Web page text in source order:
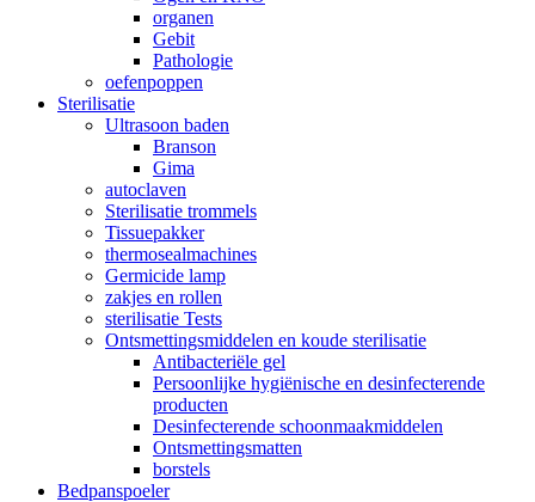
organen
Gebit
Pathologie
oefenpoppen
Sterilisatie
Ultrasoon baden
Branson
Gima
autoclaven
Sterilisatie trommels
Tissuepakker
thermosealmachines
Germicide lamp
zakjes en rollen
sterilisatie Tests
Ontsmettingsmiddelen en koude sterilisatie
Antibacteriële gel
Persoonlijke hygiënische en desinfecterende
producten
Desinfecterende schoonmaakmiddelen
Ontsmettingsmatten
borstels
Bedpanspoeler